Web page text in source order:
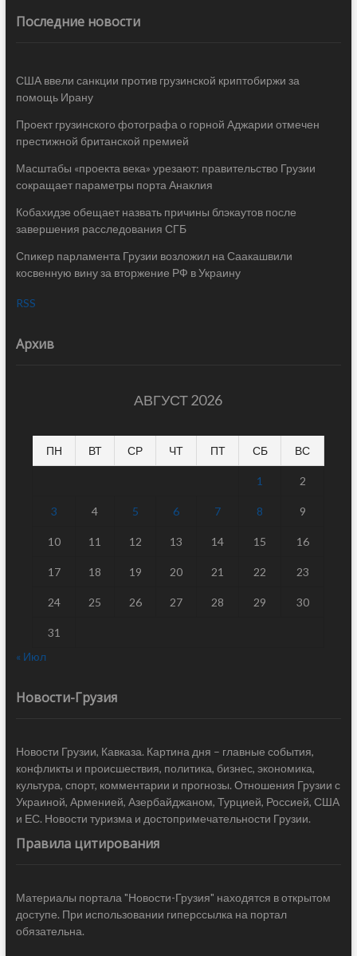
Последние новости
США ввели санкции против грузинской криптобиржи за
помощь Ирану
Проект грузинского фотографа о горной Аджарии отмечен
престижной британской премией
Масштабы «проекта века» урезают: правительство Грузии
сокращает параметры порта Анаклия
Кобахидзе обещает назвать причины блэкаутов после
завершения расследования СГБ
Спикер парламента Грузии возложил на Саакашвили
косвенную вину за вторжение РФ в Украину
RSS
Архив
АВГУСТ 2026
ПН ВТ СР ЧТ ПТ СБ ВС
1 2
3 4 5 6 7 8 9
10 11 12 13 14 15 16
17 18 19 20 21 22 23
24 25 26 27 28 29 30
31
« Июл
Новости-Грузия
Новости Грузии, Кавказа. Картина дня – главные события,
конфликты и происшествия, политика, бизнес, экономика,
культура, спорт, комментарии и прогнозы. Отношения Грузии с
Украиной, Арменией, Азербайджаном, Турцией, Россией, США
и ЕС. Новости туризма и достопримечательности Грузии.
Правила цитирования
Материалы портала "Новости-Грузия" находятся в открытом
доступе. При использовании гиперссылка на портал
обязательна.